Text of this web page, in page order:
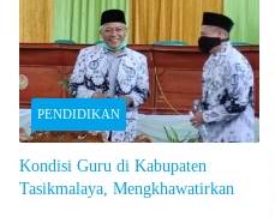
PENDIDIKAN
Kondisi Guru di Kabupaten
Tasikmalaya, Mengkhawatirkan